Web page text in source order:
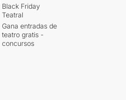
Black Friday
Teatral
Gana entradas de
teatro gratis -
concursos